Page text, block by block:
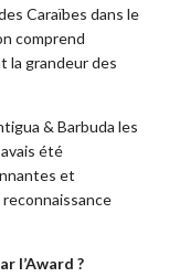
Caraïbes dans le
comprend
la grandeur des
& Barbuda les
été
et
l’Award ?